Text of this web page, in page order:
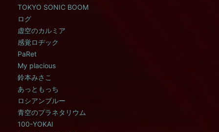
TOKYO SONIC BOOM
ログ
虚空のカルミア
感覚ロヂック
PaRet
My placious
鈴本みさこ
あっともっち
ロシアンブルー
青空のプラネタリウム
100-YOKAI